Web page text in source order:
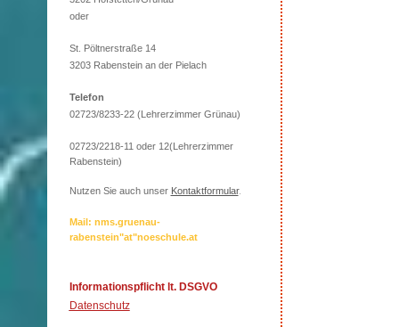
oder
St. Pöltnerstraße 14
3203 Rabenstein an der Pielach
Telefon
02723/8233-22 (Lehrerzimmer Grünau)
02723/2218-11 oder 12(Lehrerzimmer
Rabenstein)
Nutzen Sie auch unser Kontaktformular.
Mail: nms.gruenau-
rabenstein"at"noeschule.at
Informationspflicht lt. DSGVO
Datenschutz